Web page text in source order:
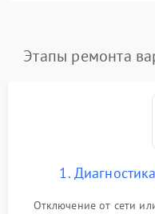
Этапы ремонта
1.
Отключение от сети